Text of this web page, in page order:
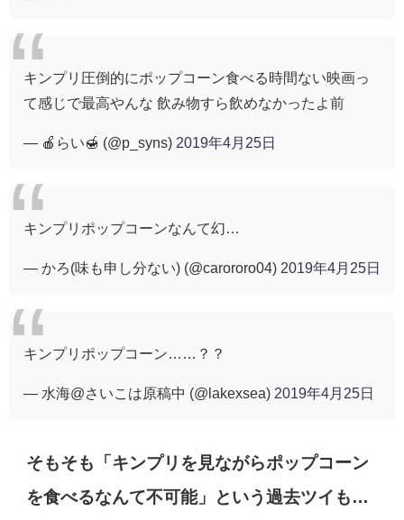
キンプリ圧倒的にポップコーン食べる時間ない映画っ
て感じで最高やんな 飲み物すら飲めなかったよ前
— 🍎らい🍯 (@p_syns) 2019年4月25日
キンプリポップコーンなんて幻…
— かろ(味も申し分ない) (@carororo04) 2019年4月25日
キンプリポップコーン……？？
— 水海@さいこは原稿中 (@lakexsea) 2019年4月25日
そもそも「キンプリを見ながらポップコーン
を食べるなんて不可能」という過去ツイも…